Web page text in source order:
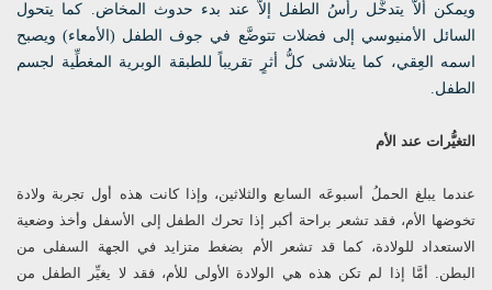
ويمكن ألاَّ يتدخَّل رأسُ الطفل إلاَّ عند بدء حدوث المخاض. كما يتحول
السائل الأمنيوسي إلى فضلات تتوضَّع في جوف الطفل (الأمعاء) ويصبح
اسمه العِقي، كما يتلاشى كلُّ أثرٍ تقريباً للطبقة الوبرية المغطِّية لجسم
الطفل.
التغيُّرات عند الأم
عندما يبلغ الحملُ أسبوعَه السابع والثلاثين، وإذا كانت هذه أول تجربة ولادة
تخوضها الأم، فقد تشعر براحة أكبر إذا تحرك الطفل إلى الأسفل وأخذ وضعية
الاستعداد للولادة، كما قد تشعر الأم بضغط متزايد في الجهة السفلى من
البطن. أمَّا إذا لم تكن هذه هي الولادة الأولى للأم، فقد لا يغيِّر الطفل من